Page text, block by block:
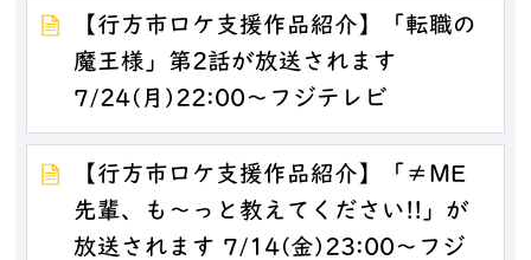
【行方市ロケ支援作品紹介】「転職の
魔王様」第2話が放送されます
7/24(月)22:00～フジテレビ
【行方市ロケ支援作品紹介】「≠ME
先輩、も～っと教えてください!!」が
放送されます 7/14(金)23:00～フジ